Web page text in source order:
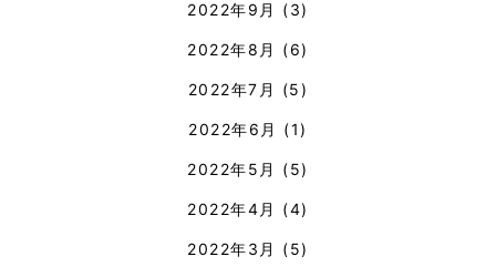
2022年9月 (3)
2022年8月 (6)
2022年7月 (5)
2022年6月 (1)
2022年5月 (5)
2022年4月 (4)
2022年3月 (5)